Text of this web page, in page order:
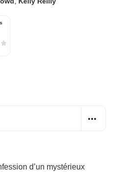
d’un mystérieux